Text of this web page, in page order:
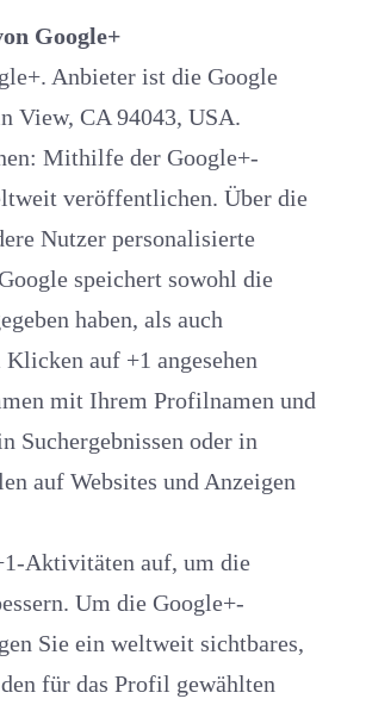
Google+
ist die Google
View, CA 94043, USA.
der Google+-
Über die
Nutzer personalisierte
speichert sowohl die
haben, als auch
auf, um die
die Google+-
weltweit sichtbares,
Profil gewählten